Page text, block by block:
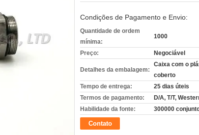
Condições de Pagamento e Envio:
Quantidade de ordem
mínima:
1000
Preço: Negociável
Detalhes da embalagem:
Caixa com o
coberto
Tempo de entrega:
25 dias úteis
Termos de pagamento:
D/A, T/T,
Habilidade da fonte:
300000
Contato